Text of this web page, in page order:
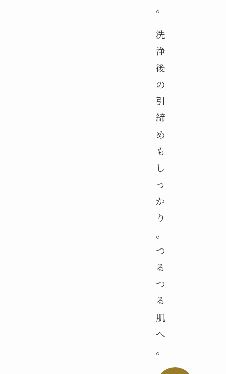
。
洗
浄
後
の
引
締
め
も
し
っ
か
り
。
つ
る
つ
る
肌
へ
。